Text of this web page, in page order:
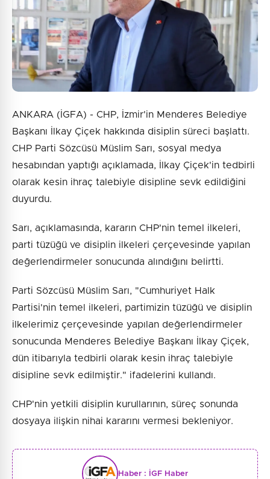
ANKARA (İGFA) - CHP, İzmir'in Menderes Belediye
Başkanı İlkay Çiçek hakkında disiplin süreci başlattı.
CHP Parti Sözcüsü Müslim Sarı, sosyal medya
hesabından yaptığı açıklamada, İlkay Çiçek'in tedbirli
olarak kesin ihraç talebiyle disipline sevk edildiğini
duyurdu.
Sarı, açıklamasında, kararın CHP'nin temel ilkeleri,
parti tüzüğü ve disiplin ilkeleri çerçevesinde yapılan
değerlendirmeler sonucunda alındığını belirtti.
Parti Sözcüsü Müslim Sarı, "Cumhuriyet Halk
Partisi'nin temel ilkeleri, partimizin tüzüğü ve disiplin
ilkelerimiz çerçevesinde yapılan değerlendirmeler
sonucunda Menderes Belediye Başkanı İlkay Çiçek,
dün itibarıyla tedbirli olarak kesin ihraç talebiyle
disipline sevk edilmiştir." ifadelerini kullandı.
CHP'nin yetkili disiplin kurullarının, süreç sonunda
dosyaya ilişkin nihai kararını vermesi bekleniyor.
Haber : İGF Haber